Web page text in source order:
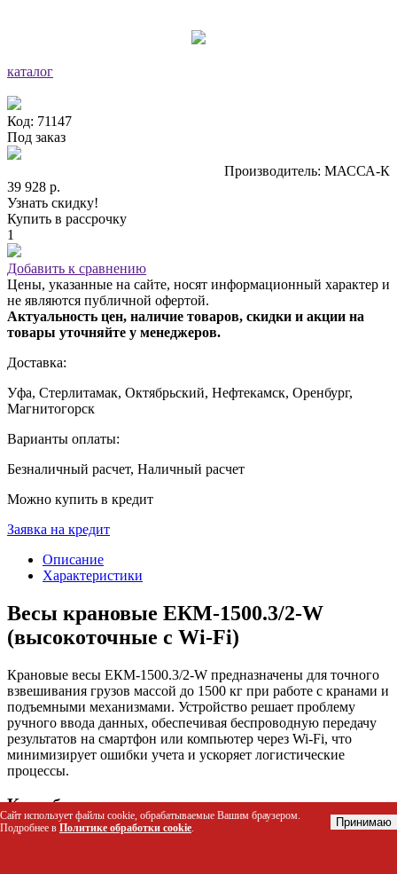
каталог
Код: 71147
Под заказ
Производитель: МАССА-К
39 928 р.
Узнать скидку!
Купить в рассрочку
1
Добавить к сравнению
Цены, указанные на сайте, носят информационный характер и
не являются публичной офертой.
Актуальность цен, наличие товаров, скидки и акции на
товары уточняйте у менеджеров.
Доставка:
Уфа, Стерлитамак, Октябрьский, Нефтекамск, Оренбург,
Магнитогорск
Варианты оплаты:
Безналичный расчет, Наличный расчет
Можно купить в кредит
Заявка на кредит
Описание
Характеристики
Весы крановые ЕКМ-1500.3/2-W
(высокоточные c Wi-Fi)
Крановые весы ЕКМ-1500.3/2-W предназначены для точного
взвешивания грузов массой до 1500 кг при работе с кранами и
подъемными механизмами. Устройство решает проблему
ручного ввода данных, обеспечивая беспроводную передачу
результатов на смартфон или компьютер через Wi-Fi, что
минимизирует ошибки учета и ускоряет логистические
процессы.
Кому будут полезны весы
Складские операторы и кладовщики для оперативного
Сайт использует файлы cookie, обрабатываемые Вашим браузером.
Подробнее в Политике обработки cookie. Принимаю